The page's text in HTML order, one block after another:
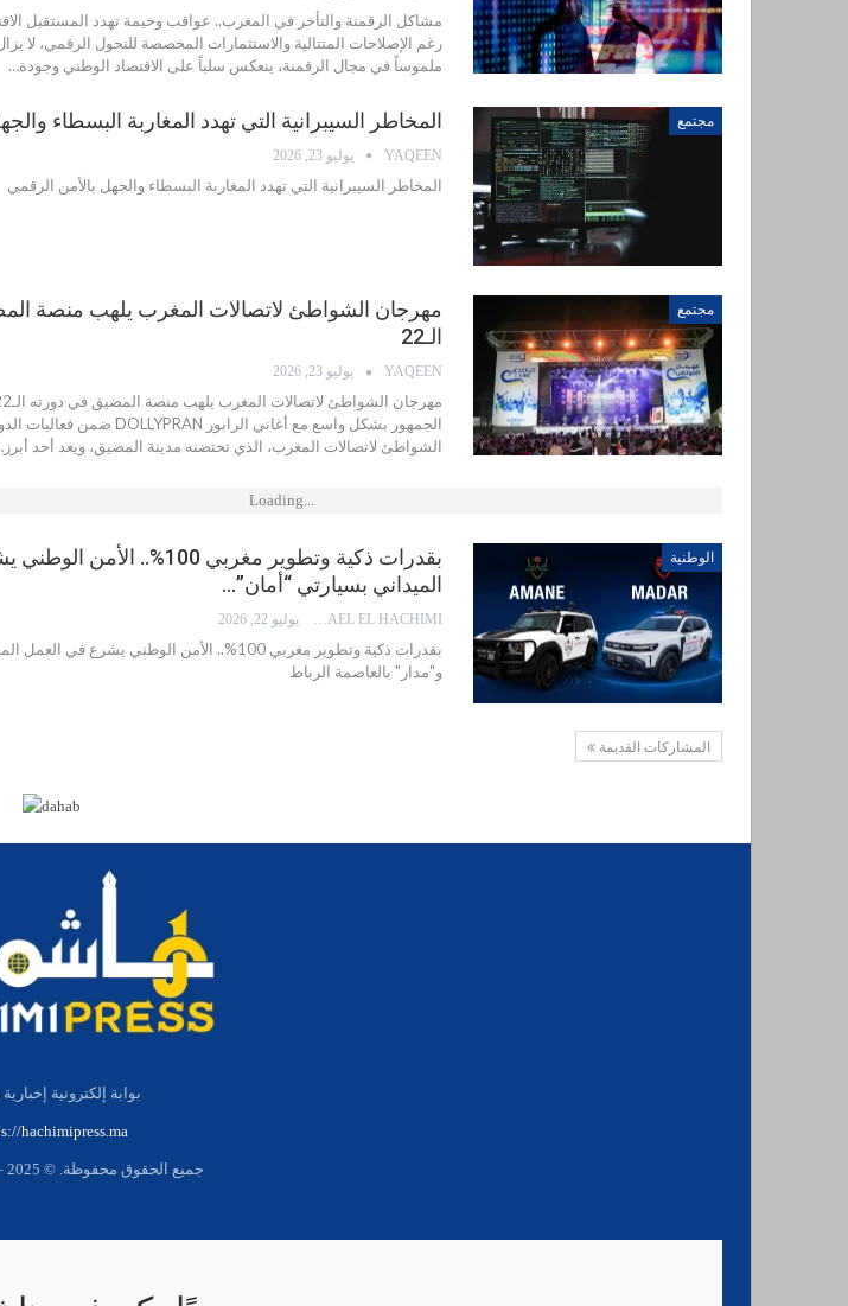
مشاكل الرقمنة والتأخر في المغرب.. عواقب وخيمة تهدد المستقبل
رغم الإصلاحات المتتالية والاستثمارات المخصصة للتحول الرقمي، لا
ملموساً في مجال الرقمنة، ينعكس سلباً على الاقتصاد الوطني وجودة…
مجتمع المخاطر السيبرانية التي تهدد المغاربة البسطاء
YAQEEN يوليو 23, 2026
المخاطر السيبرانية التي تهدد المغاربة البسطاء والجهل بالأمن الرقمي
مجتمع
مهرجان الشواطئ لاتصالات المغرب يلهب منصة
الـ22
YAQEEN يوليو 23, 2026
الشواطئ لاتصالات المغرب، الذي تحتضنه مدينة المضيق، ويعد أحد
Loading...
الوطنية
بقدرات ذكية وتطوير مغربي 100%..
الميداني بسيارتي “أمان”…
ISMAEL EL HACHIMI يوليو 22, 2026
بقدرات ذكية وتطوير مغربي 100%.. الأمن الوطني يشرع
و"مدار" بالعاصمة الرباط
المشاركات القديمة
بوابة إلكترونية
hachimipress.ma
جميع الحقوق محفوظة. © 2025 – هاشمي بريس.